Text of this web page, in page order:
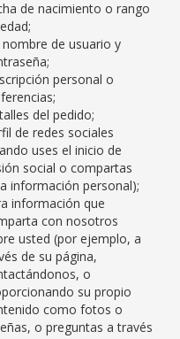
de nacimiento o rango
nombre de usuario y
personal o
del pedido;
de redes sociales
uses el inicio de
social o compartas
información personal);
información que
con nosotros
usted (por ejemplo, a
de su página,
o
su propio
como fotos o
o preguntas a través